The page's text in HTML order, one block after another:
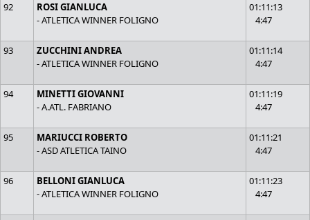
92
ROSI GIANLUCA
- ATLETICA WINNER FOLIGNO
01:11:13
4:47
93
ZUCCHINI ANDREA
- ATLETICA WINNER FOLIGNO
01:11:14
4:47
94
MINETTI GIOVANNI
- A.ATL. FABRIANO
01:11:19
4:47
95
MARIUCCI ROBERTO
- ASD ATLETICA TAINO
01:11:21
4:47
96
BELLONI GIANLUCA
- ATLETICA WINNER FOLIGNO
01:11:23
4:47